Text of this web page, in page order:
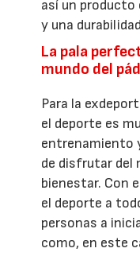
así un
y una
La pala
mundo del
Para la
el deporte es
entrenamiento
de disfrutar del
bienestar. Con
el deporte a
personas a
como, en este